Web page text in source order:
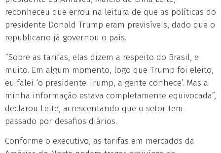
reconheceu que errou na leitura de que as políticas do
presidente Donald Trump eram previsíveis, dado que o
republicano já governou o país.
“Sobre as tarifas, elas dizem a respeito do Brasil, e
muito. Em algum momento, logo que Trump foi eleito,
eu falei ‘o presidente Trump, a gente conhece’. Mas a
minha informação estava completamente equivocada”,
declarou Leite, acrescentando que o setor tem
passado por desafios diários.
Conforme o executivo, as tarifas em mercados da